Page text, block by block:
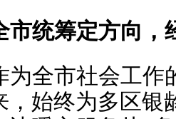
市统筹定方向，
为全市社会工作
，始终为多区银